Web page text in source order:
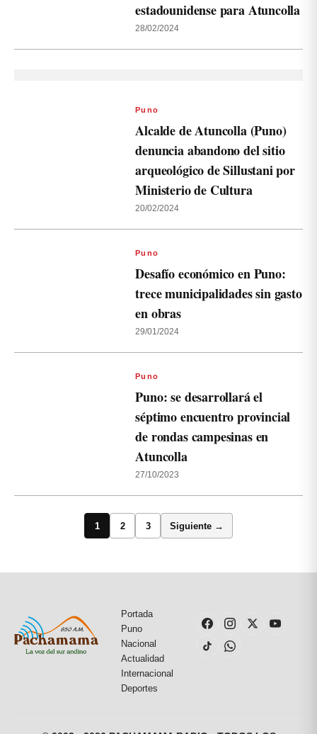
estadounidense para Atuncolla
28/02/2024
Puno
Alcalde de Atuncolla (Puno)
denuncia abandono del sitio
arqueológico de Sillustani por
Ministerio de Cultura
20/02/2024
Puno
Desafío económico en Puno:
trece municipalidades sin gasto
en obras
29/01/2024
Puno
Puno: se desarrollará el
séptimo encuentro provincial
de rondas campesinas en
Atuncolla
27/10/2023
1 2 3 Siguiente →
Portada
Puno
Nacional
Actualidad
Internacional
Deportes